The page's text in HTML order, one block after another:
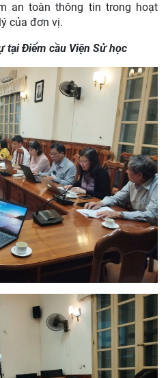
an toàn thông tin trong hoạt
của đơn vị.
tại Điểm cầu Viện Sử học